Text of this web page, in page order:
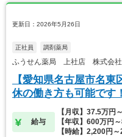
更新日：2026年5月26日
正社員 調剤薬局
ふうせん薬局 上社店 株式会社
【愛知県名古屋市名
休の働き方も可能です！
給与
【月収】37.5万円
【年収】600万円
【時給】2,200円